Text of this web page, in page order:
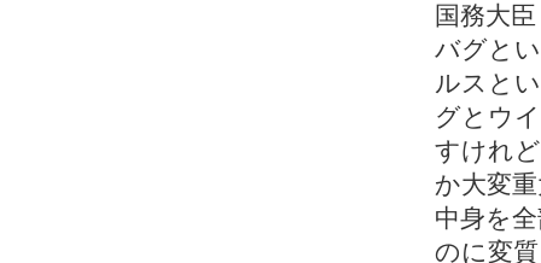
国務大
バグと
ルスと
グとウ
すけれ
か大変
中身を
のに変